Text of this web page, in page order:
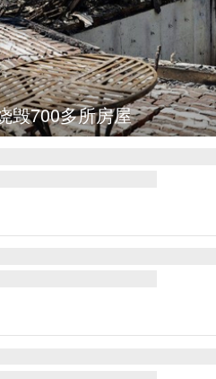
毁700多所房屋